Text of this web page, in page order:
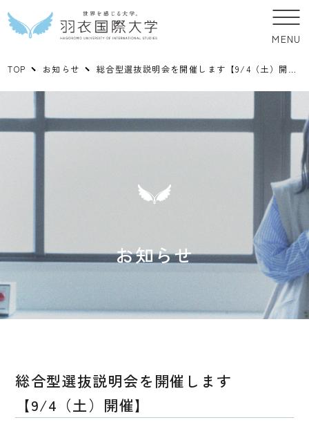
MENU
TOP お知らせ 総合型選抜説明会を開催します【9/4（土）開催】
お知らせ
総合型選抜説明会を開催します
【9/4（土）開催】